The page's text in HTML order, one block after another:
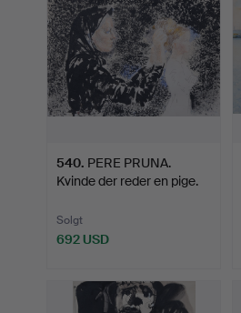
540. PERE PRUNA.
Kvinde der reder en pige.
Solgt
692 USD